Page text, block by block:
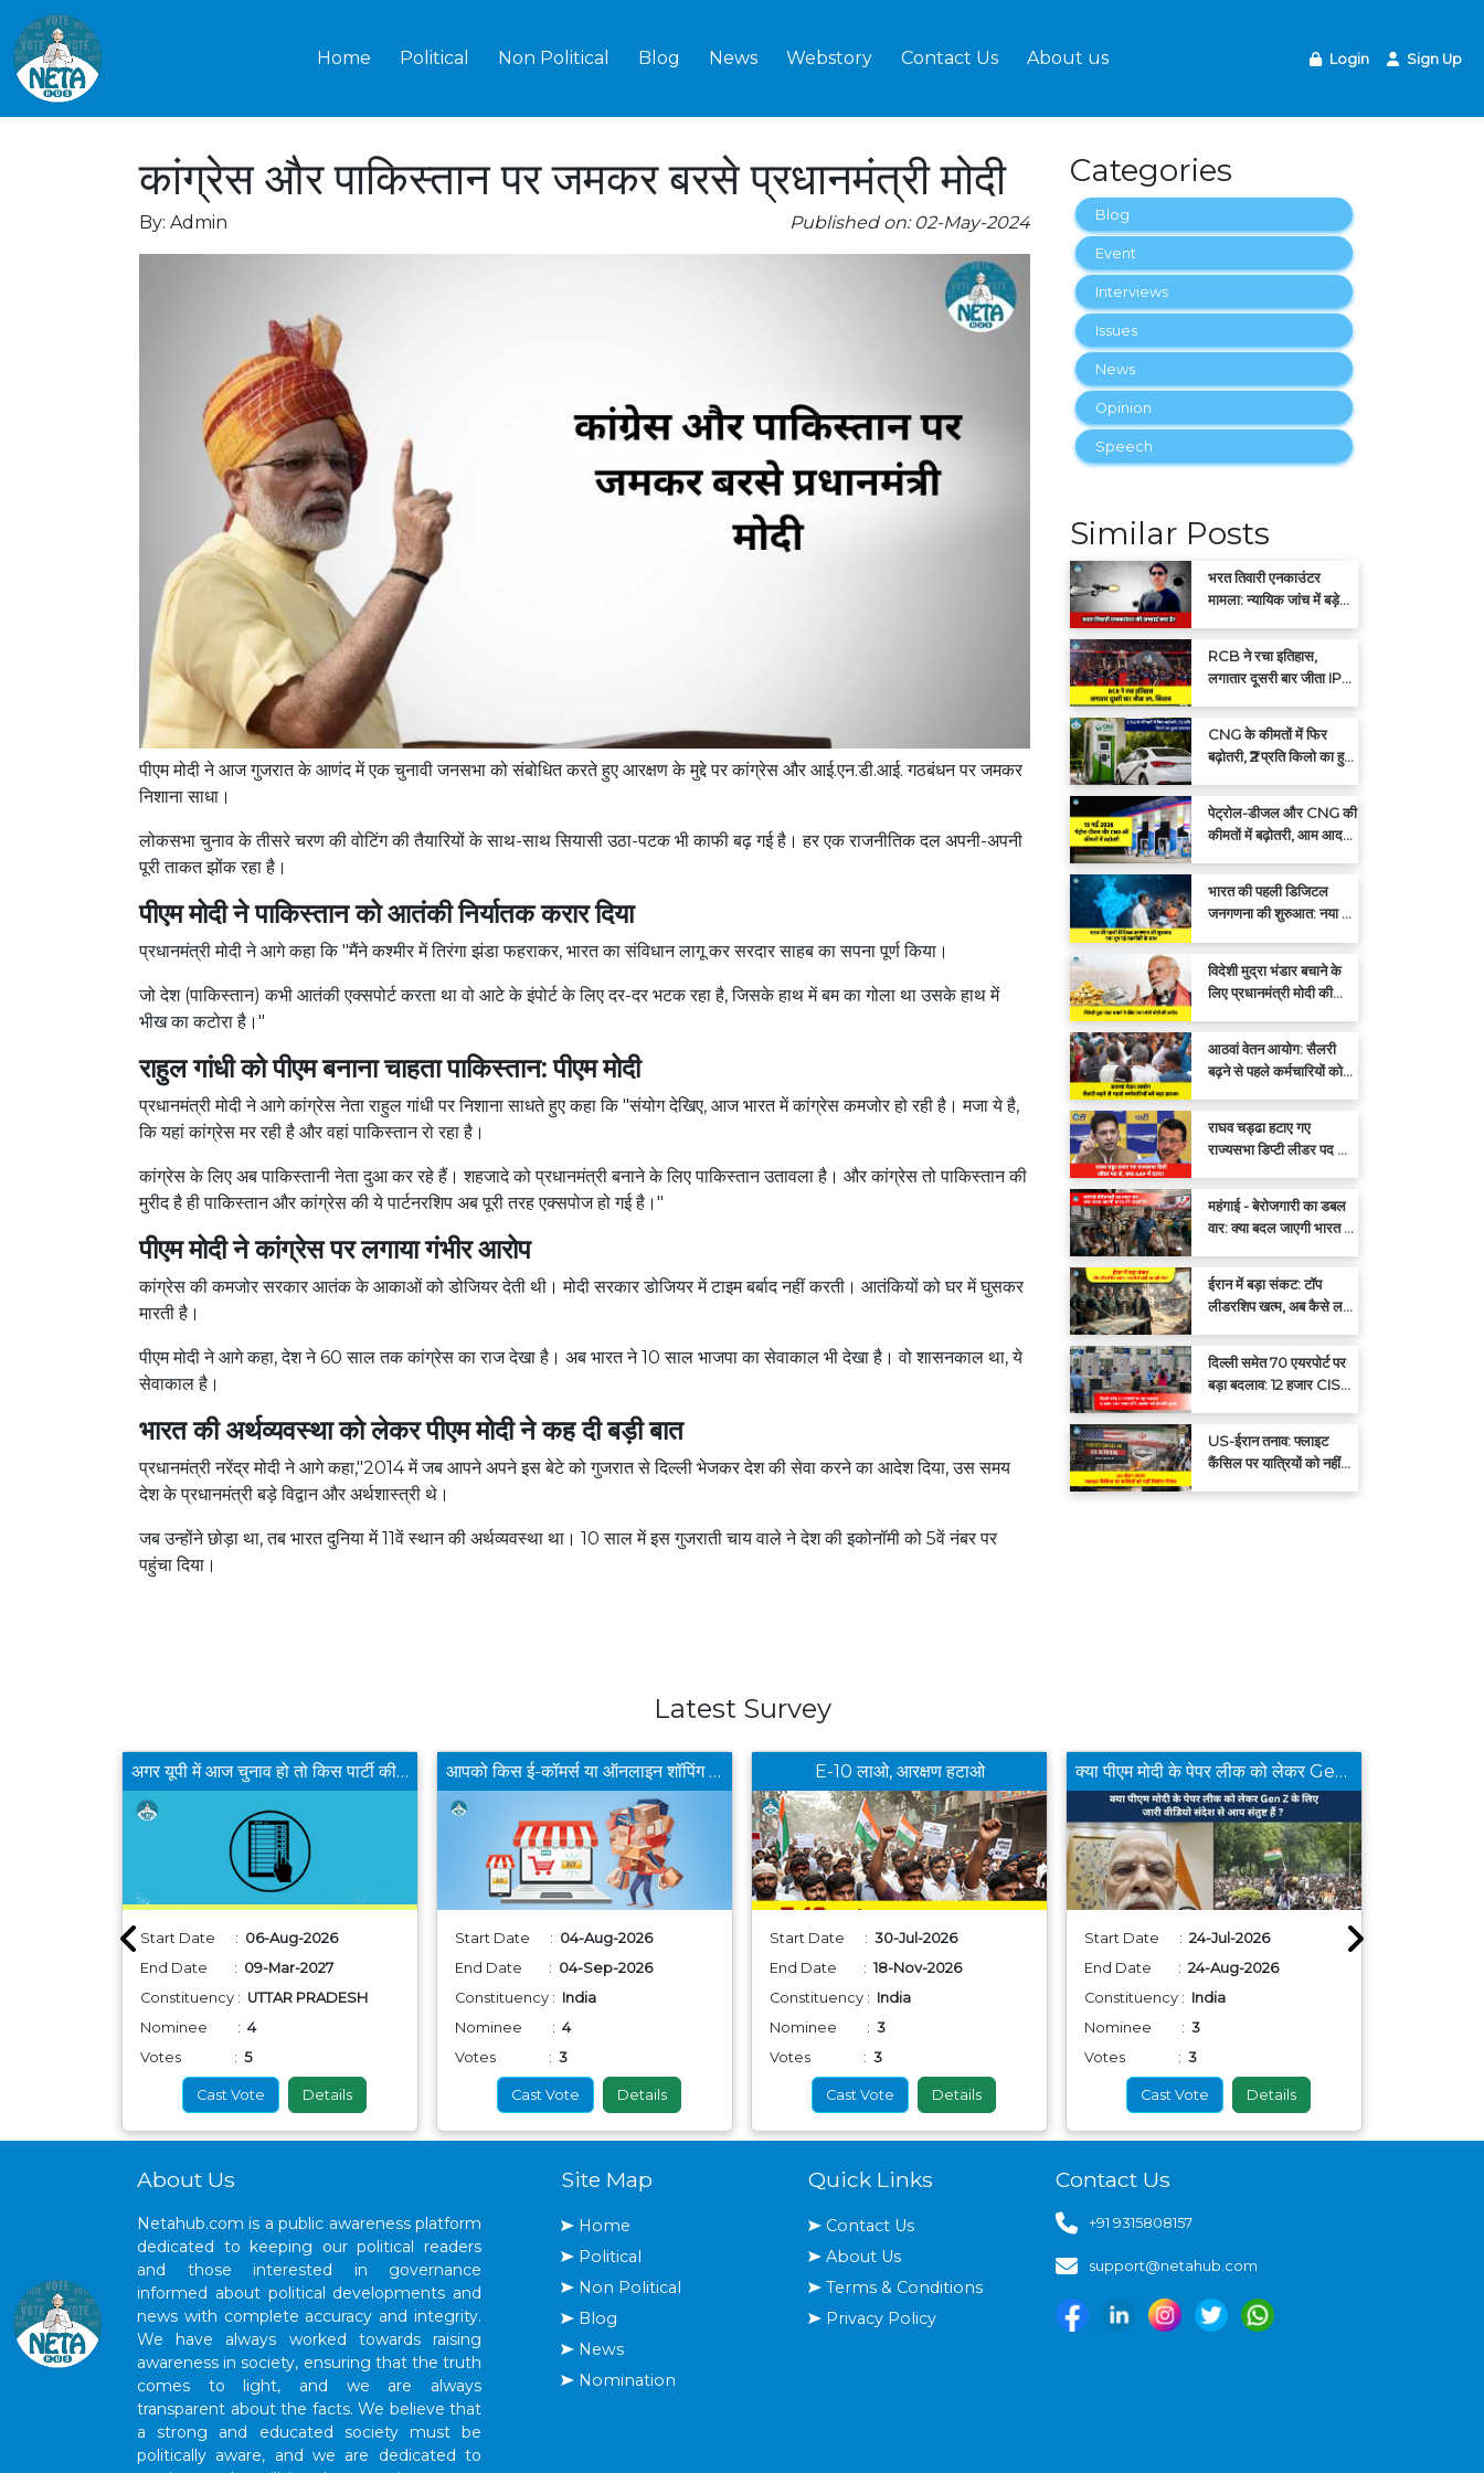
Home Political Non Political Blog News Webstory Contact Us About us Login Sign Up
कांग्रेस और पाकिस्तान पर जमकर बरसे प्रधानमंत्री मोदी
By: Admin Published on: 02-May-2024
पीएम मोदी ने आज गुजरात के आणंद में एक चुनावी जनसभा को संबोधित करते हुए आरक्षण के मुद्दे पर कांग्रेस और आई.एन.डी.आई. गठबंधन पर जमकर
निशाना साधा।
लोकसभा चुनाव के तीसरे चरण की वोटिंग की तैयारियों के साथ-साथ सियासी उठा-पटक भी काफी बढ़ गई है। हर एक राजनीतिक दल अपनी-अपनी
पूरी ताकत झोंक रहा है।
पीएम मोदी ने पाकिस्तान को आतंकी निर्यातक करार दिया
प्रधानमंत्री मोदी ने आगे कहा कि "मैंने कश्मीर में तिरंगा झंडा फहराकर, भारत का संविधान लागू कर सरदार साहब का सपना पूर्ण किया।
जो देश (पाकिस्तान) कभी आतंकी एक्सपोर्ट करता था वो आटे के इंपोर्ट के लिए दर-दर भटक रहा है, जिसके हाथ में बम का गोला था उसके हाथ में
भीख का कटोरा है।"
राहुल गांधी को पीएम बनाना चाहता पाकिस्तान: पीएम मोदी
प्रधानमंत्री मोदी ने आगे कांग्रेस नेता राहुल गांधी पर निशाना साधते हुए कहा कि "संयोग देखिए, आज भारत में कांग्रेस कमजोर हो रही है। मजा ये है,
कि यहां कांग्रेस मर रही है और वहां पाकिस्तान रो रहा है।
कांग्रेस के लिए अब पाकिस्तानी नेता दुआ कर रहे हैं। शहजादे को प्रधानमंत्री बनाने के लिए पाकिस्तान उतावला है। और कांग्रेस तो पाकिस्तान की
मुरीद है ही पाकिस्तान और कांग्रेस की ये पार्टनरशिप अब पूरी तरह एक्सपोज हो गई है।"
पीएम मोदी ने कांग्रेस पर लगाया गंभीर आरोप
कांग्रेस की कमजोर सरकार आतंक के आकाओं को डोजियर देती थी। मोदी सरकार डोजियर में टाइम बर्बाद नहीं करती। आतंकियों को घर में घुसकर
मारती है।
पीएम मोदी ने आगे कहा, देश ने 60 साल तक कांग्रेस का राज देखा है। अब भारत ने 10 साल भाजपा का सेवाकाल भी देखा है। वो शासनकाल था, ये
सेवाकाल है।
भारत की अर्थव्यवस्था को लेकर पीएम मोदी ने कह दी बड़ी बात
प्रधानमंत्री नरेंद्र मोदी ने आगे कहा,"2014 में जब आपने अपने इस बेटे को गुजरात से दिल्ली भेजकर देश की सेवा करने का आदेश दिया, उस समय
देश के प्रधानमंत्री बड़े विद्वान और अर्थशास्त्री थे।
जब उन्होंने छोड़ा था, तब भारत दुनिया में 11वें स्थान की अर्थव्यवस्था था। 10 साल में इस गुजराती चाय वाले ने देश की इकोनॉमी को 5वें नंबर पर
पहुंचा दिया।
Categories
Blog
Event
Interviews
Issues
News
Opinion
Speech
Similar Posts
भरत तिवारी एनकाउंटर
मामला: न्यायिक जांच में बड़े
RCB ने रचा इतिहास,
लगातार दूसरी बार जीता IPL
CNG के कीमतों में फिर
बढ़ोतरी, ₹2 प्रति किलो का हुआ
पेट्रोल-डीजल और CNG की
कीमतों में बढ़ोतरी, आम आदमी
भारत की पहली डिजिटल
जनगणना की शुरुआत: नया युग
विदेशी मुद्रा भंडार बचाने के
लिए प्रधानमंत्री मोदी की
आठवां वेतन आयोग: सैलरी
बढ़ने से पहले कर्मचारियों को
राघव चड्ढा हटाए गए
राज्यसभा डिप्टी लीडर पद से,
महंगाई - बेरोजगारी का डबल
वार: क्या बदल जाएगी भारत की
ईरान में बड़ा संकट: टॉप
लीडरशिप खत्म, अब कैसे लड़ी
दिल्ली समेत 70 एयरपोर्ट पर
बड़ा बदलाव: 12 हजार CISF
संभालेंगे सुरक्षा
US-ईरान तनाव: फ्लाइट
कैंसिल पर यात्रियों को नहीं
Latest Survey
अगर यूपी में आज चुनाव हो तो किस पार्टी की सरकार बनेगी ?
Start Date : 06-Aug-2026
End Date : 09-Mar-2027
Constituency : UTTAR PRADESH
Nominee : 4
Votes : 5
Cast Vote Details
आपको किस ई-कॉमर्स या ऑनलाइन शॉपिंग ऐप से खरीददारी करना सबसे फायदेमंद लगता है ?
Start Date : 04-Aug-2026
End Date : 04-Sep-2026
Constituency : India
Nominee : 4
Votes : 3
Cast Vote Details
E-10 लाओ, आरक्षण हटाओ
Start Date : 30-Jul-2026
End Date : 18-Nov-2026
Constituency : India
Nominee : 3
Votes : 3
Cast Vote Details
क्या पीएम मोदी के पेपर लीक को लेकर Gen Z के लिए जारी वीडियो संदेश से आप संतुष्ट हैं ?
Start Date : 24-Jul-2026
End Date : 24-Aug-2026
Constituency : India
Nominee : 3
Votes : 3
Cast Vote Details
About Us
Netahub.com is a public awareness platform
dedicated to keeping our political readers
and those interested in governance
informed about political developments and
news with complete accuracy and integrity.
We have always worked towards raising
awareness in society, ensuring that the truth
comes to light, and we are always
transparent about the facts. We believe that
a strong and educated society must be
politically aware, and we are dedicated to
Site Map
Home
Political
Non Political
Blog
News
Nomination
Quick Links
Contact Us
About Us
Terms & Conditions
Privacy Policy
Contact Us
+91 9315808157
support@netahub.com